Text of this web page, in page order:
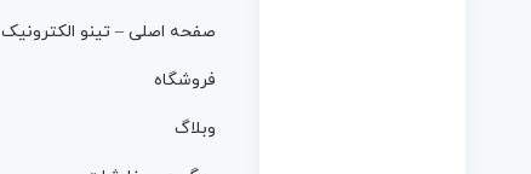
صفحه اصلی – تینو الکترونیک
فروشگاه
وبلاگ